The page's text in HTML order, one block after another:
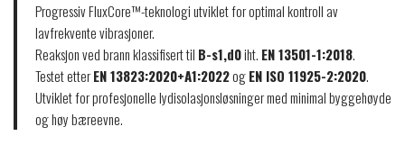
Progressiv FluxCore™-teknologi utviklet for optimal kontroll av
lavfrekvente vibrasjoner.
Reaksjon ved brann klassifisert til B-s1,d0iht. EN 13501-1:2018.
Testet etterEN 13823:2020+A1:2022ogEN ISO 11925-2:2020.
Utviklet for profesjonelle lydisolasjonsløsninger med minimal byggehøyde
og høy bæreevne.